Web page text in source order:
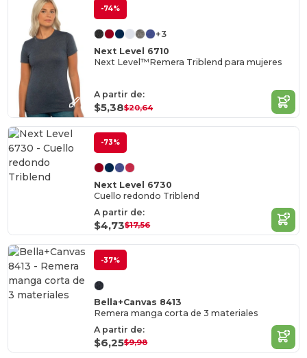
-74%
+3
Next Level 6710
Next Level™Remera Triblend para mujeres
A partir de:
$5,38$20,64
-73%
Next Level 6730
Cuello redondo Triblend
A partir de:
$4,73$17,56
-37%
Bella+Canvas 8413
Remera manga corta de 3 materiales
A partir de:
$6,25$9,98